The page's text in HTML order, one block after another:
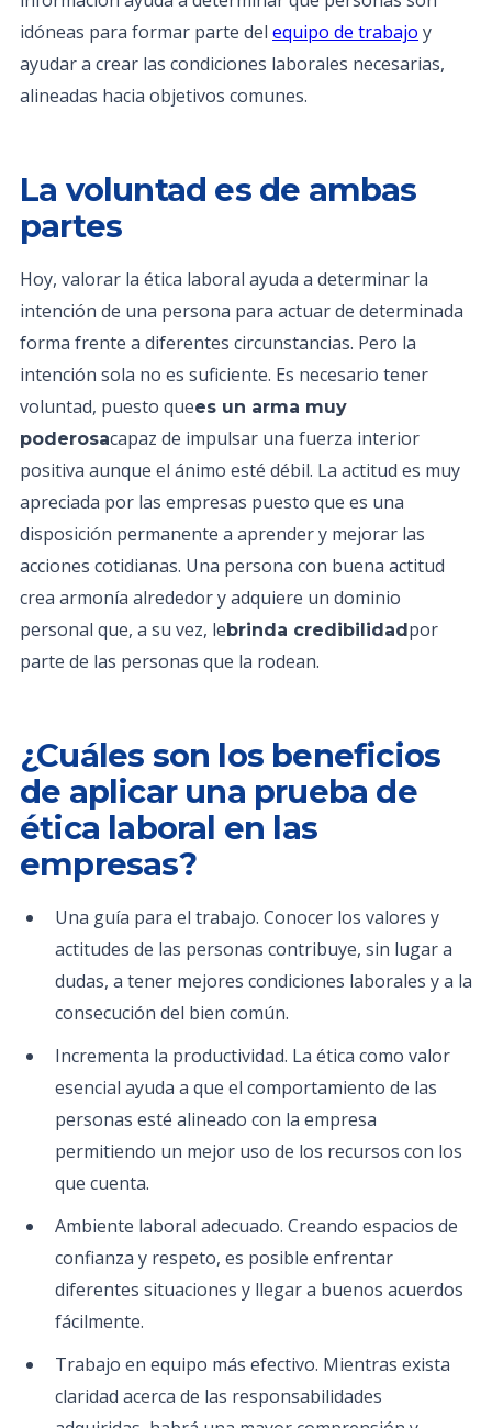
idóneas para formar parte del equipo de trabajo y
ayudar a crear las condiciones laborales necesarias,
alineadas hacia objetivos comunes.
La voluntad es de ambas
partes
Hoy, valorar la ética laboral ayuda a determinar la
intención de una persona para actuar de determinada
forma frente a diferentes circunstancias. Pero la
intención sola no es suficiente. Es necesario tener
voluntad, puesto quees un arma muy
poderosacapaz de impulsar una fuerza interior
positiva aunque el ánimo esté débil. La actitud es muy
apreciada por las empresas puesto que es una
disposición permanente a aprender y mejorar las
acciones cotidianas. Una persona con buena actitud
crea armonía alrededor y adquiere un dominio
personal que, a su vez, lebrinda credibilidadpor
parte de las personas que la rodean.
¿Cuáles son los beneficios
de aplicar una prueba de
ética laboral en las
empresas?
Una guía para el trabajo. Conocer los valores y
actitudes de las personas contribuye, sin lugar a
dudas, a tener mejores condiciones laborales y a la
consecución del bien común.
Incrementa la productividad. La ética como valor
esencial ayuda a que el comportamiento de las
personas esté alineado con la empresa
permitiendo un mejor uso de los recursos con los
que cuenta.
Ambiente laboral adecuado. Creando espacios de
confianza y respeto, es posible enfrentar
diferentes situaciones y llegar a buenos acuerdos
fácilmente.
Trabajo en equipo más efectivo. Mientras exista
claridad acerca de las responsabilidades